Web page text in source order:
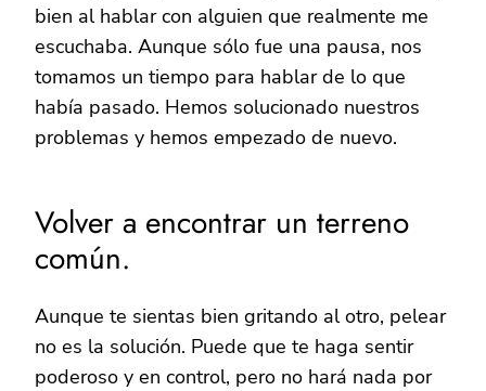
bien al hablar con alguien que realmente me
escuchaba. Aunque sólo fue una pausa, nos
tomamos un tiempo para hablar de lo que
había pasado. Hemos solucionado nuestros
problemas y hemos empezado de nuevo.
Volver a encontrar un terreno
común.
Aunque te sientas bien gritando al otro, pelear
no es la solución. Puede que te haga sentir
poderoso y en control, pero no hará nada por